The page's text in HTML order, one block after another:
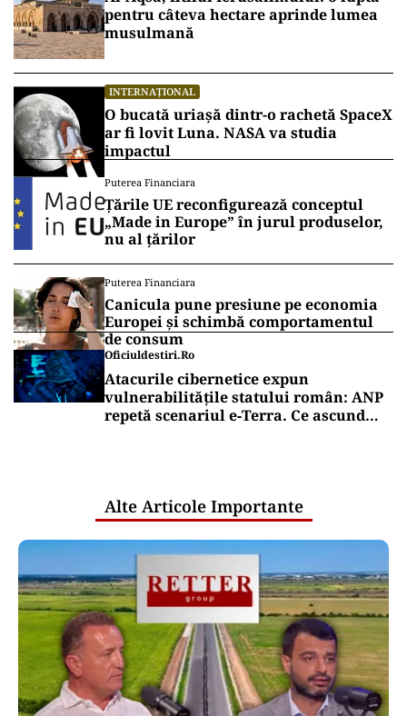
pentru câteva hectare aprinde lumea
musulmană
INTERNAȚIONAL
O bucată uriașă dintr-o rachetă SpaceX
ar fi lovit Luna. NASA va studia
impactul
Puterea Financiara
Țările UE reconfigurează conceptul
„Made in Europe” în jurul produselor,
nu al țărilor
Puterea Financiara
Canicula pune presiune pe economia
Europei și schimbă comportamentul
de consum
Oficiuldestiri.ro
Atacurile cibernetice expun
vulnerabilitățile statului român: ANP
repetă scenariul e‑Terra. Ce ascund
Alte Articole Importante